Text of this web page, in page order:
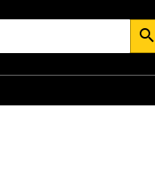
search